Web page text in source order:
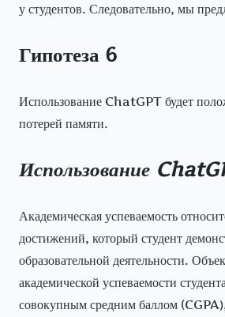
у студентов. Следовательно, мы
Гипотеза 6
Использование ChatGPT будет
потерей памяти.
Использование
Академическая успеваемость
достижений, который студент
образовательной деятельности.
академической успеваемости
совокупным средним баллом